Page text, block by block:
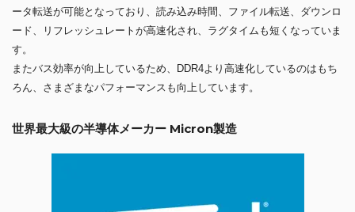
ータ転送が可能となっており、読み込み時間、ファイル転送、ダウンロ
ード、リフレッシュレートが高速化され、ラグタイムも短くなっていま
す。
またバス効率が向上しているため、DDR4より高速化しているのはもち
ろん、さまざまなパフォーマンスも向上しています。
世界最大級の半導体メーカー Micron製造